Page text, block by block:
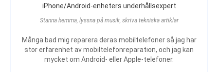
iPhone/Android-enheters underhållsexpert
Stanna hemma, lyssna på musik, skriva tekniska artiklar
Många bad mig reparera deras mobiltelefoner så jag har
stor erfarenhet av mobiltelefonreparation, och jag kan
mycket om Android- eller Apple-telefoner.